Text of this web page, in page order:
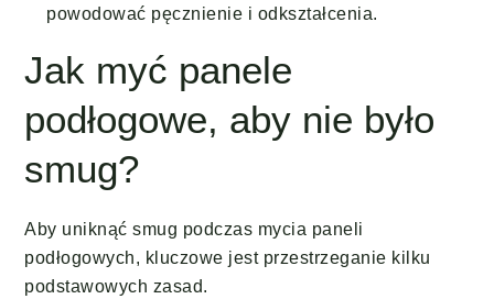
powodować pęcznienie i odkształcenia.
Jak myć panele
podłogowe, aby nie było
smug?
Aby uniknąć smug podczas mycia paneli
podłogowych, kluczowe jest przestrzeganie kilku
podstawowych zasad.